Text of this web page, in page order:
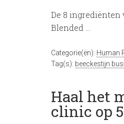
De 8
Blended …
Categorie(ën): Human
Tag(s): beeckestijn
Haal het
clinic op